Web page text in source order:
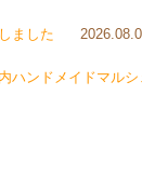
ました
ハンドメイドマル